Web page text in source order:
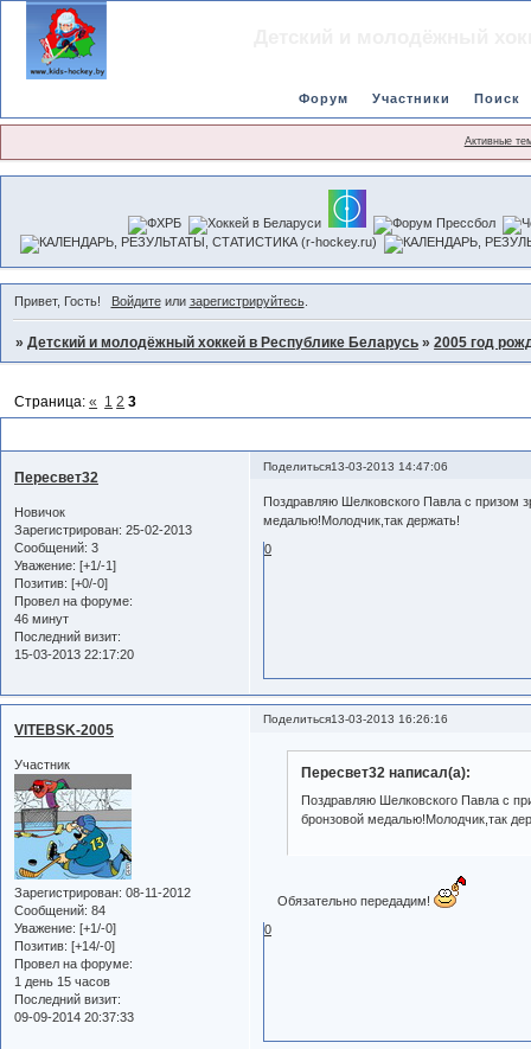
Форум Участники Поиск
Активные
Привет, Гость! Войдитеили зарегистрируйтесь.
»Детский и молодёжный хоккей в Республике Беларусь »2005 год
Страница:« 1 2 3
Поделиться13-03-2013 14:47:06
Пересвет32
Новичок
Зарегистрирован: 25-02-2013
Сообщений: 3
Уважение: [+1/-1]
Позитив: [+0/-0]
Провел на форуме:
46 минут
Последний визит:
15-03-2013 22:17:20
Поздравляю Шелковского Павла с призом
медалью!Молодчик,так держать!
0
Поделиться13-03-2013 16:26:16
VITEBSK-2005
Участник
Зарегистрирован: 08-11-2012
Сообщений: 84
Уважение: [+1/-0]
Позитив: [+14/-0]
Провел на форуме:
1 день 15 часов
Последний визит:
09-09-2014 20:37:33
Пересвет32 написал(а):
Поздравляю Шелковского Павла с
бронзовой медалью!Молодчик,так
Обязательно передадим!
0